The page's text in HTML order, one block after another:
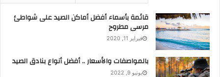
قائمة بأسماء أفضل أماكن الصيد على شواطئ
مرسى مطروح
فبراير 11, 2020
بالمواصفات والأسعار .. أفضل أنواع بنادق الصيد
يونيو 9, 2022